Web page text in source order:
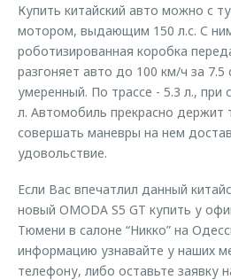
Купить китайский авто можно с
мотором, выдающим 150 л.с. С
роботизированная коробка
разгоняет авто до 100 км/ч за 7.5
умеренный. По трассе - 5.3 л.,
л. Автомобиль прекрасно держит
совершать маневры на нем
удовольствие.
Если Вас впечатлил данный
новый OMODA S5 GT купить у
Тюмени в салоне “Никко” на
информацию узнавайте у наших
телефону, либо оставьте заявку